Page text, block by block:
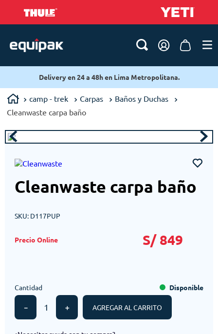
Delivery en 24 a 48h en Lima Metropolitana.
camp - trek Carpas
Baños y Duchas
Cleanwaste carpa baño
Cleanwaste carpa baño
SKU: D117PUP
S/ 849
Cantidad
＋
－
Disponible
AGREGAR AL CARRITO